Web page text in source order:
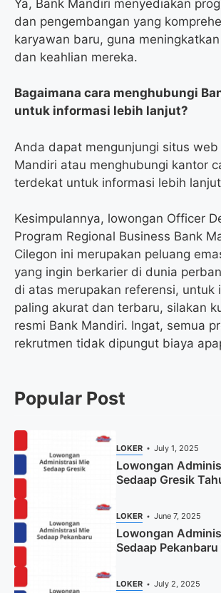
Ya, Bank Mandiri menyediakan
dan pengembangan yang
karyawan baru, guna
dan keahlian mereka.
Bagaimana cara menghubungi
untuk informasi lebih lanjut?
Anda dapat mengunjungi situs web
Mandiri atau menghubungi kantor
terdekat untuk informasi lebih
Kesimpulannya, lowongan Officer
Program Regional Business Bank
Cilegon ini merupakan peluang
yang ingin berkarier di dunia
di atas merupakan referensi, untuk
paling akurat dan terbaru, silakan
resmi Bank Mandiri. Ingat, semua
rekrutmen tidak dipungut biaya
Popular Post
LOKER July 1, 2025
Lowongan
Sedaap Gresik
LOKER June 7, 2025
Lowongan
Sedaap
LOKER July 2, 2025